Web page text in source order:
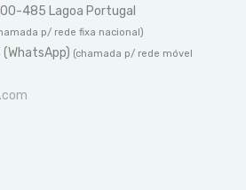
485 Lagoa Portugal
p/ rede fixa nacional)
(chamada p/ rede móvel